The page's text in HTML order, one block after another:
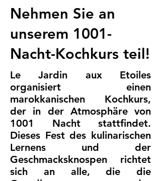
Nehmen Sie an
unserem 1001-
Nacht-Kochkurs teil!
Le Jardin aux Etoiles
organisiert einen
marokkanischen Kochkurs,
der in der Atmosphäre von
1001 Nacht stattfindet.
Dieses Fest des kulinarischen
Lernens und der
Geschmacksknospen richtet
sich an alle, die die